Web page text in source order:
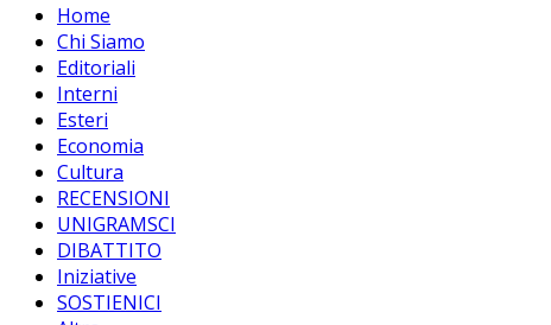
Home
Chi Siamo
Editoriali
Interni
Esteri
Economia
Cultura
RECENSIONI
UNIGRAMSCI
DIBATTITO
Iniziative
SOSTIENICI